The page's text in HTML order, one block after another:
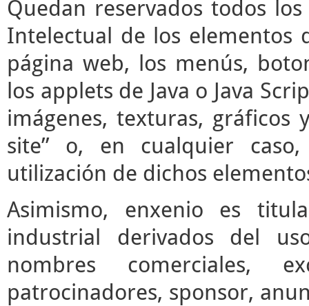
Quedan reservados todos
Intelectual de los elementos
página web, los menús,
los applets de Java o Java
imágenes, texturas,
site” o, en cualquier
utilización de dichos
Asimismo, enxenio es
industrial derivados del
nombres comerciales,
patrocinadores, sponsor,